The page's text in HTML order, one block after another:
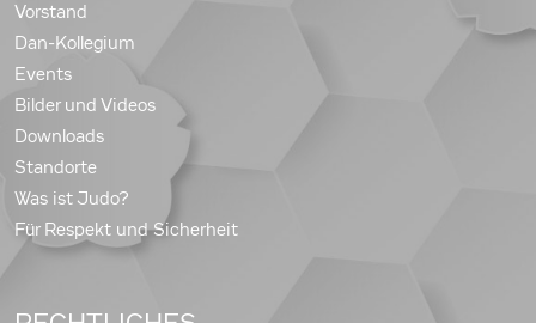
Vorstand
Dan-Kollegium
Events
Bilder und Videos
Downloads
Standorte
Was ist Judo?
Für Respekt und Sicherheit